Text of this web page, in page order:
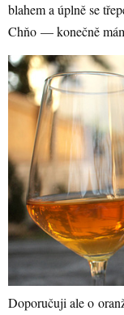
blahem a úplně se
Chňo — konečně
Doporučuji ale o